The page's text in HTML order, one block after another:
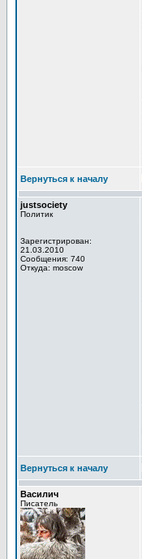
Вернуться к началу
justsociety
Политик
Зарегистрирован:
21.03.2010
Сообщения: 740
Откуда: moscow
Вернуться к началу
Василич
Писатель